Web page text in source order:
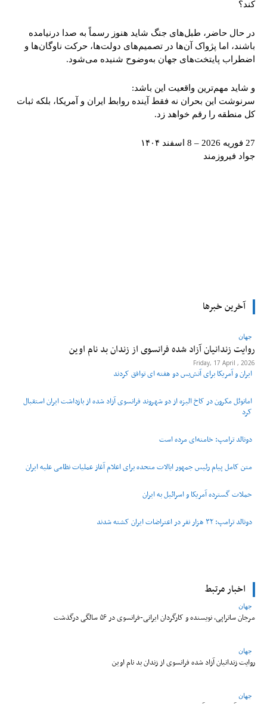
کند؟
در حال حاضر، طبل‌های جنگ شاید هنوز رسماً به صدا درنیامده
باشند، اما پژواک آن‌ها در تصمیم‌های دولت‌ها، حرکت ناوگان‌ها و
اضطراب پایتخت‌های جهان به‌وضوح شنیده می‌شود.
و شاید مهم‌ترین واقعیت این باشد:
سرنوشت این بحران نه فقط آینده روابط ایران و آمریکا، بلکه ثبات
کل منطقه را رقم خواهد زد.
27 فوریه 2026 – 8 اسفند ۱۴۰۴
جواد فیروزمند
آخرین خبرها
جهان
روایت زندانیان آزاد شده فرانسوی از زندان ‌بد نام اوین
Friday, 17 April , 2026
ایران و آمریکا برای آتش‌بس دو هفته‌ ای توافق کردند
امانوئل مکرون در کاخ الیزه از دو شهروند فرانسوی آزاد شده از بازداشت ایران استقبال
کرد
دونالد ترامپ: خامنه‌ای مرده است
متن کامل پیام رئیس جمهور ایالات متحده برای اعلام آغاز عملیات نظامی علیه ایران
حملات گسترده آمریکا و اسرائیل به ایران
دونالد ترامپ: ۳۲ هزار نفر در اعتراضات ایران کشته شدند
اخبار مرتبط
جهان
مرجان ساتراپی، نویسنده و کارگردان ایرانی-فرانسوی در ۵۶ سالگی درگذشت
جهان
روایت زندانیان آزاد شده فرانسوی از زندان ‌بد نام اوین
جهان